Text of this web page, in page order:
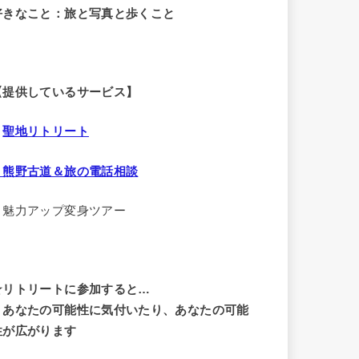
きなこと：旅と写真と歩くこと
提供しているサービス】
聖地リトリート
熊野古道＆旅の電話相談
魅力アップ変身ツアー
トリートに参加すると…
あなたの可能性に気付いたり、あなたの可能
が広がります